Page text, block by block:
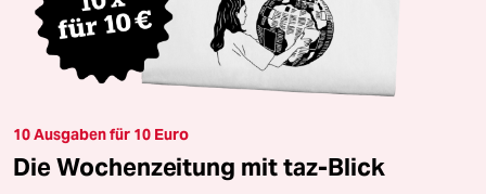
10 Ausgaben für 10 Euro
Die Wochenzeitung mit taz-Blick